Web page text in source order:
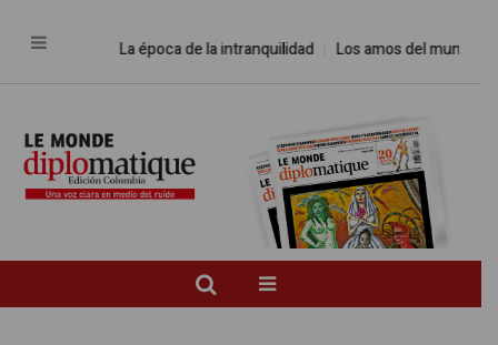
La época de la intranquilidad Los amos del mundo